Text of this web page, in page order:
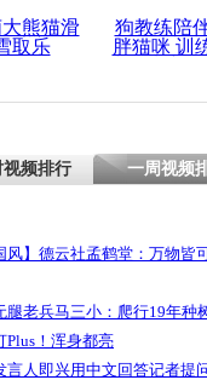
熊猫滑
取乐
狗教练陪
胖猫咪 训
视频排行 一周视频
风】德云社孟鹤堂：万物皆
腿老兵马三小：爬行19年种
Plus！浑身都亮
言人即兴用中文回答记者提